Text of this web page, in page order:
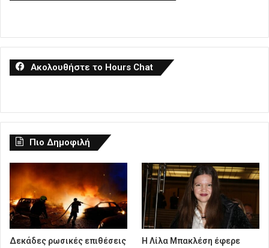
Ακολουθήστε το Hours Chat
Πιο Δημοφιλή
Δεκάδες ρωσικές επιθέσεις
Η Λίλα Μπακλέση έφερε